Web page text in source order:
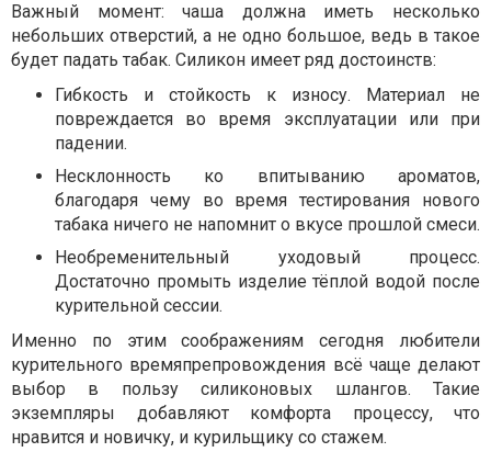
Важный момент: чаша должна иметь несколько
небольших отверстий, а не одно большое, ведь в такое
будет падать табак. Силикон имеет ряд достоинств:
Гибкость и стойкость к износу. Материал не
повреждается во время эксплуатации или при
падении.
Несклонность ко впитыванию ароматов,
благодаря чему во время тестирования нового
табака ничего не напомнит о вкусе прошлой смеси.
Необременительный уходовый процесс.
Достаточно промыть изделие тёплой водой после
курительной сессии.
Именно по этим соображениям сегодня любители
курительного времяпрепровождения всё чаще делают
выбор в пользу силиконовых шлангов. Такие
экземпляры добавляют комфорта процессу, что
нравится и новичку, и курильщику со стажем.